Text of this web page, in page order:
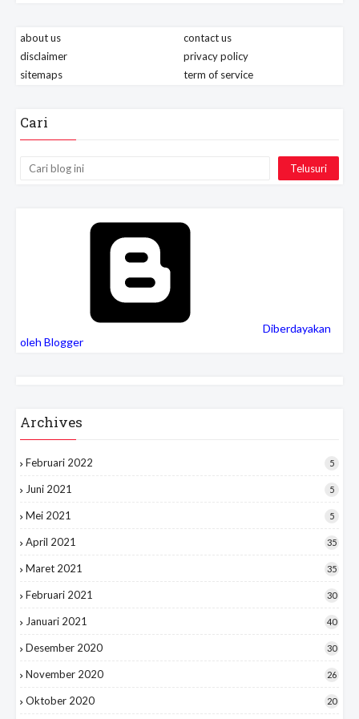
about us
contact us
disclaimer
privacy policy
sitemaps
term of service
Cari
Diberdayakan
oleh Blogger
Archives
Februari 2022 5
Juni 2021 5
Mei 2021 5
April 2021 35
Maret 2021 35
Februari 2021 30
Januari 2021 40
Desember 2020 30
November 2020 26
Oktober 2020 20